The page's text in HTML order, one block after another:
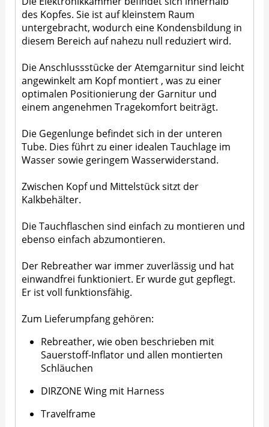
des Kopfes. Sie ist auf kleinstem Raum
untergebracht, wodurch eine Kondensbildung in
diesem Bereich auf nahezu null reduziert wird.
Die Anschlussstücke der Atemgarnitur sind leicht
angewinkelt am Kopf montiert , was zu einer
optimalen Positionierung der Garnitur und
einem angenehmen Tragekomfort beiträgt.
Die Gegenlunge befindet sich in der unteren
Tube. Dies führt zu einer idealen Tauchlage im
Wasser sowie geringem Wasserwiderstand.
Zwischen Kopf und Mittelstück sitzt der
Kalkbehälter.
Die Tauchflaschen sind einfach zu montieren und
ebenso einfach abzumontieren.
Der Rebreather war immer zuverlässig und hat
einwandfrei funktioniert. Er wurde gut gepflegt.
Er ist voll funktionsfähig.
Zum Lieferumpfang gehören:
Rebreather, wie oben beschrieben mit
Sauerstoff-Inflator und allen montierten
Schläuchen
DIRZONE Wing mit Harness
Travelframe